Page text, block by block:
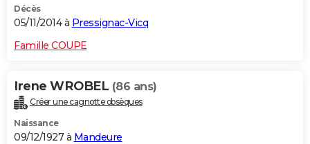
Décès
05/11/2014 à Pressignac-Vicq
Famille COUPE
Irene WROBEL (86 ans)
Créer une cagnotte obsèques
Naissance
09/12/1927 à Mandeure